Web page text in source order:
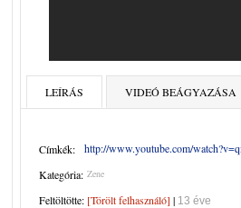
LEÍRÁS VIDEÓ BEÁGYAZÁSA
Címkék:
http://www.youtube.com/
Kategória: Zene
Feltöltötte: [Törölt felhasználó] | 13 éve